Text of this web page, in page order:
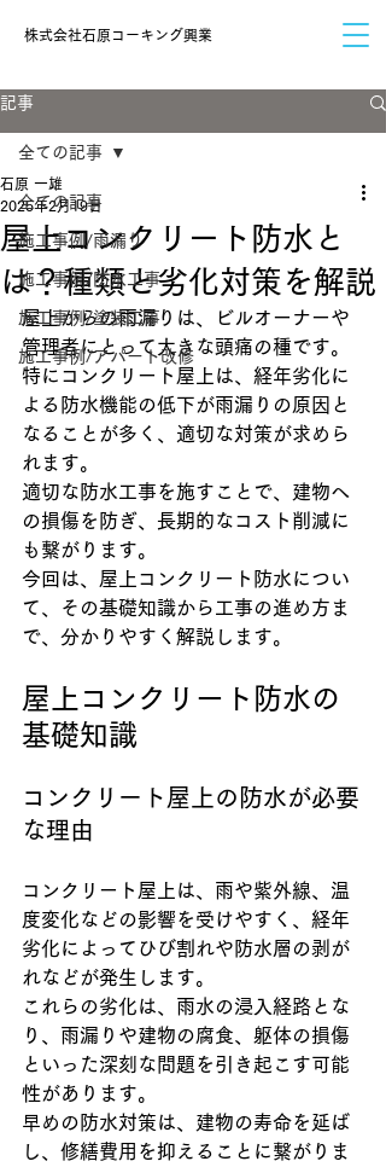
​株式会社石原コーキング興業
記事
全ての記事
施工事例/雨漏り
施工事例/防水工事
施工事例/塗装工事
施工事例/アパート改修
全ての記事
屋上コンクリート防水と
は？種類と劣化対策を解説
石原 一雄
2025年2月19日
屋上からの雨漏りは、ビルオーナーや
管理者にとって大きな頭痛の種です。
特にコンクリート屋上は、経年劣化に
よる防水機能の低下が雨漏りの原因と
なることが多く、適切な対策が求めら
れます。
適切な防水工事を施すことで、建物へ
の損傷を防ぎ、長期的なコスト削減に
も繋がります。
今回は、屋上コンクリート防水につい
て、その基礎知識から工事の進め方ま
で、分かりやすく解説します。
屋上コンクリート防水の
基礎知識
コンクリート屋上の防水が必要
な理由
コンクリート屋上は、雨や紫外線、温
度変化などの影響を受けやすく、経年
劣化によってひび割れや防水層の剥が
れなどが発生します。
これらの劣化は、雨水の浸入経路とな
り、雨漏りや建物の腐食、躯体の損傷
といった深刻な問題を引き起こす可能
性があります。
早めの防水対策は、建物の寿命を延ば
し、修繕費用を抑えることに繋がりま